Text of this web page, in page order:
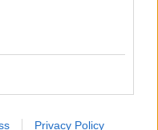
Privacy Policy